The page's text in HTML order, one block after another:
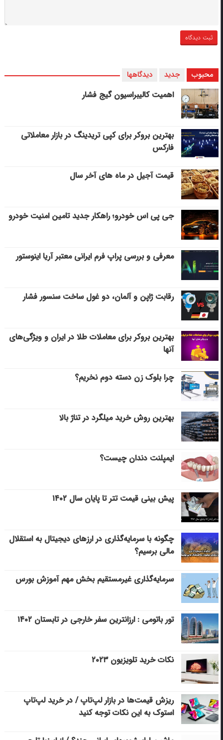
محبوب جدید دیدگاهها
اهمیت کالیبراسیون گیج فشار
بهترین بروکر برای کپی‌ تریدینگ در بازار معاملاتی
فارکس
قیمت آجیل در ماه های آخر سال
جی پی اس خودرو؛ راهکار جدید تامین امنیت خودرو
معرفی و بررسی پراپ فرم ایرانی معتبر آریا اینوستور
رقابت ژاپن و آلمان، دو غول ساخت سنسور فشار
بهترین بروکر برای معاملات طلا در ایران و ویژگی‌های
آنها
چرا بلوک زن دسته دوم نخریم؟
بهترین روش خرید میلگرد در تناژ بالا
ایمپلنت دندان چیست؟
پیش بینی قیمت تتر تا پایان سال ۱۴۰۲
چگونه با سرمایه‌گذاری در ارزهای دیجیتال به استقلال
مالی برسیم؟
سرمایه‌گذاری غیرمستقیم بخش مهم آموزش بورس
تور باتومی : ارزانترین سفر خارجی در تابستان ۱۴۰۲
نکات خرید تلویزیون ۲۰۲۳
ریزش قیمت‌ها در بازار لپ‌تاپ / در خرید لپ‌تاپ
استوک به این نکات توجه کنید